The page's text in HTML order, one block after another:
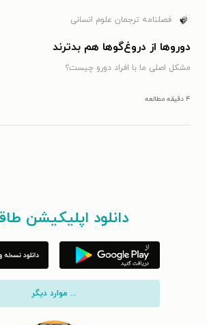
فصلنامه ترجمان علوم انسانی
دوروها از دروغ‌گوها هم بدترند
مشکل اصلی ما با افراد دورو چیست؟
۴ دقیقه مطالعه
دانلود اپلیکیشن
... موارد دیگر